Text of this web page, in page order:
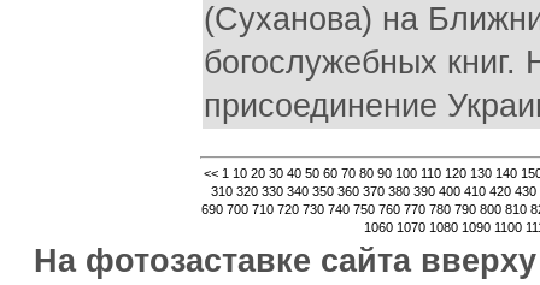
(Суханова) на
богослужебных
присоединение
<< 1 10 20 30 40 50 60 70 80 90 100 110 120 130 140
310 320 330 340 350 360 370 380 390 400 410 420 430
690 700 710 720 730 740 750 760 770 780 790 800 810
1060 1070 1080 1090 1100
На фотозаставке сайта